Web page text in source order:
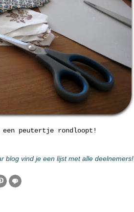
peutertje rondloopt!
blog vind je een lijst met alle deelnemers!